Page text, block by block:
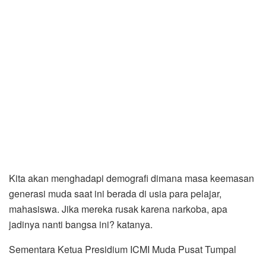
Kita akan menghadapi demografi dimana masa keemasan
generasi muda saat ini berada di usia para pelajar,
mahasiswa. Jika mereka rusak karena narkoba, apa
jadinya nanti bangsa ini? katanya.
Sementara Ketua Presidium ICMI Muda Pusat Tumpal